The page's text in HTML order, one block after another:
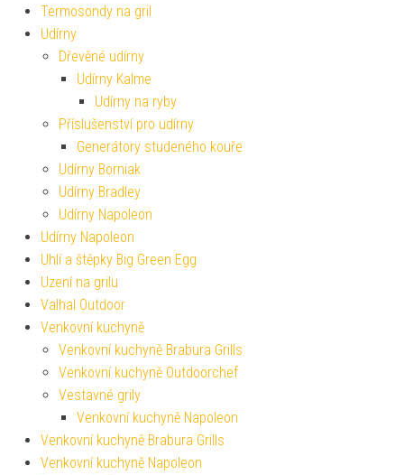
Termosondy na gril
Udírny
Dřevěné udírny
Udírny Kalme
Udírny na ryby
Příslušenství pro udírny
Generátory studeného kouře
Udírny Borniak
Udírny Bradley
Udírny Napoleon
Udírny Napoleon
Uhlí a štěpky Big Green Egg
Uzení na grilu
Valhal Outdoor
Venkovní kuchyně
Venkovní kuchyně Brabura Grills
Venkovní kuchyně Outdoorchef
Vestavné grily
Venkovní kuchyně Napoleon
Venkovní kuchyně Brabura Grills
Venkovní kuchyně Napoleon